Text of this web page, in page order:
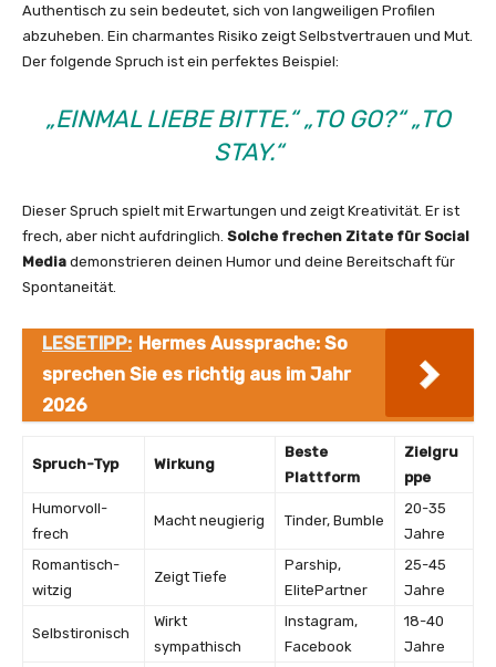
Authentisch zu sein bedeutet, sich von langweiligen Profilen
abzuheben. Ein charmantes Risiko zeigt Selbstvertrauen und Mut.
Der folgende Spruch ist ein perfektes Beispiel:
„EINMAL LIEBE BITTE.“ „TO GO?“ „TO
STAY.“
Dieser Spruch spielt mit Erwartungen und zeigt Kreativität. Er ist
frech, aber nicht aufdringlich. Solche frechen Zitate für Social
Media demonstrieren deinen Humor und deine Bereitschaft für
Spontaneität.
LESETIPP: Hermes Aussprache: So
sprechen Sie es richtig aus im Jahr
2026
Spruch-Typ Wirkung
Beste
Plattform
Zielgru
ppe
Humorvoll-
frech
Macht neugierig Tinder, Bumble
20-35
Jahre
Romantisch-
witzig
Zeigt Tiefe
Parship,
ElitePartner
25-45
Jahre
Selbstironisch
Wirkt
sympathisch
Instagram,
Facebook
18-40
Jahre